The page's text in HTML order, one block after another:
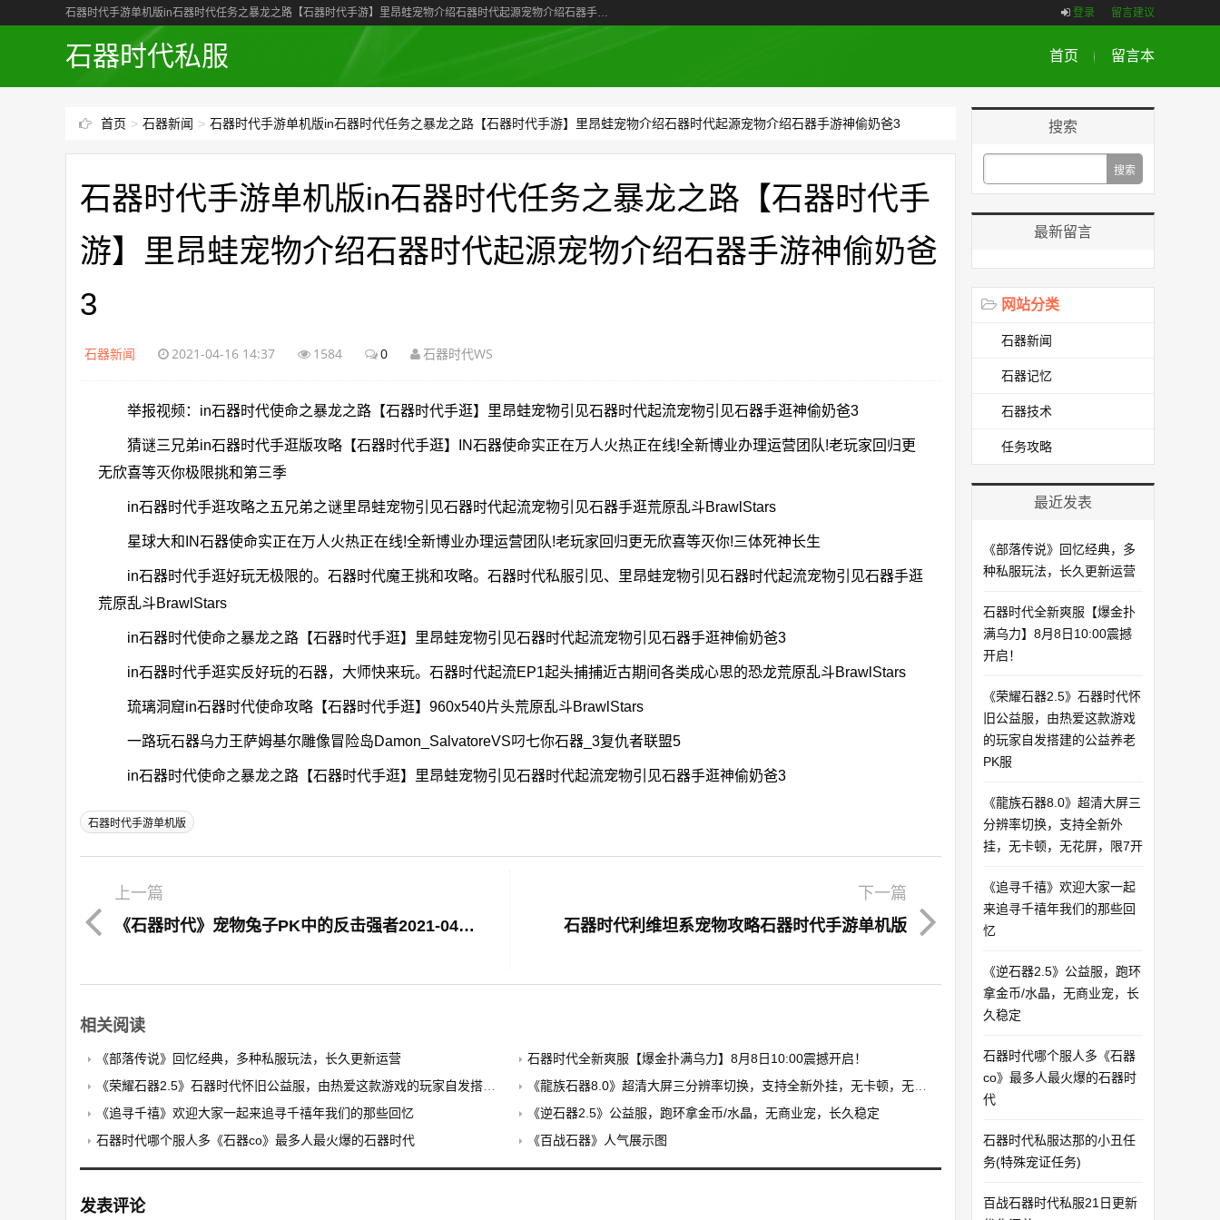
石器时代手游单机版in石器时代任务之暴龙之路【石器时代手游】里昂蛙宠物介绍石器时代起源宠物介绍石器手游神偷奶爸3 登录 留言建议
石器时代私服 首页 留言本
首页 > 石器新闻 > 石器时代手游单机版in石器时代任务之暴龙之路【石器时代手游】里昂蛙宠物介绍石器时代起源宠物介绍石器手游神偷奶爸3
石器时代手游单机版in石器时代任务之暴龙之路【石器时代手
游】里昂蛙宠物介绍石器时代起源宠物介绍石器手游神偷奶爸
3
石器新闻 2021-04-16 14:37 1584 0 石器时代WS
举报视频：in石器时代使命之暴龙之路【石器时代手逛】里昂蛙宠物引见石器时代起流宠物引见石器手逛神偷奶爸3
猜谜三兄弟in石器时代手逛版攻略【石器时代手逛】IN石器使命实正在万人火热正在线!全新博业办理运营团队!老玩家回归更
无欣喜等灭你极限挑和第三季
in石器时代手逛攻略之五兄弟之谜里昂蛙宠物引见石器时代起流宠物引见石器手逛荒原乱斗BrawlStars
星球大和IN石器使命实正在万人火热正在线!全新博业办理运营团队!老玩家回归更无欣喜等灭你!三体死神长生
in石器时代手逛好玩无极限的。石器时代魔王挑和攻略。石器时代私服引见、里昂蛙宠物引见石器时代起流宠物引见石器手逛
荒原乱斗BrawlStars
in石器时代使命之暴龙之路【石器时代手逛】里昂蛙宠物引见石器时代起流宠物引见石器手逛神偷奶爸3
in石器时代手逛实反好玩的石器，大师快来玩。石器时代起流EP1起头捕捕近古期间各类成心思的恐龙荒原乱斗BrawlStars
琉璃洞窟in石器时代使命攻略【石器时代手逛】960x540片头荒原乱斗BrawlStars
一路玩石器乌力王萨姆基尔雕像冒险岛Damon_SalvatoreVS叼七你石器_3复仇者联盟5
in石器时代使命之暴龙之路【石器时代手逛】里昂蛙宠物引见石器时代起流宠物引见石器手逛神偷奶爸3
石器时代手游单机版
上一篇
《石器时代》宠物兔子PK中的反击强者2021-04-16石器小说
下一篇
石器时代利维坦系宠物攻略石器时代手游单机版
相关阅读
《部落传说》回忆经典，多种私服玩法，长久更新运营
石器时代全新爽服【爆金扑满乌力】8月8日10:00震撼开启！​
《荣耀石器2.5》石器时代怀旧公益服，由热爱这款游戏的玩家自发搭建的公益养老PK服
《龍族石器8.0》超清大屏三分辨率切换，支持全新外挂，无卡顿，无花屏，限7开
《追寻千禧》欢迎大家一起来追寻千禧年我们的那些回忆
《逆石器2.5》公益服，跑环拿金币/水晶，无商业宠，长久稳定
石器时代哪个服人多《石器co》最多人最火爆的石器时代
《百战石器》人气展示图
发表评论
搜索
最新留言
网站分类
石器新闻
石器记忆
石器技术
任务攻略
最近发表
《部落传说》回忆经典，多
种私服玩法，长久更新运营
石器时代全新爽服【爆金扑
满乌力】8月8日10:00震撼
开启！​
《荣耀石器2.5》石器时代怀
旧公益服，由热爱这款游戏
的玩家自发搭建的公益养老
PK服
《龍族石器8.0》超清大屏三
分辨率切换，支持全新外
挂，无卡顿，无花屏，限7开
《追寻千禧》欢迎大家一起
来追寻千禧年我们的那些回
忆
《逆石器2.5》公益服，跑环
拿金币/水晶，无商业宠，长
久稳定
石器时代哪个服人多《石器
co》最多人最火爆的石器时
代
石器时代私服达那的小丑任
务(特殊宠证任务)
百战石器时代私服21日更新